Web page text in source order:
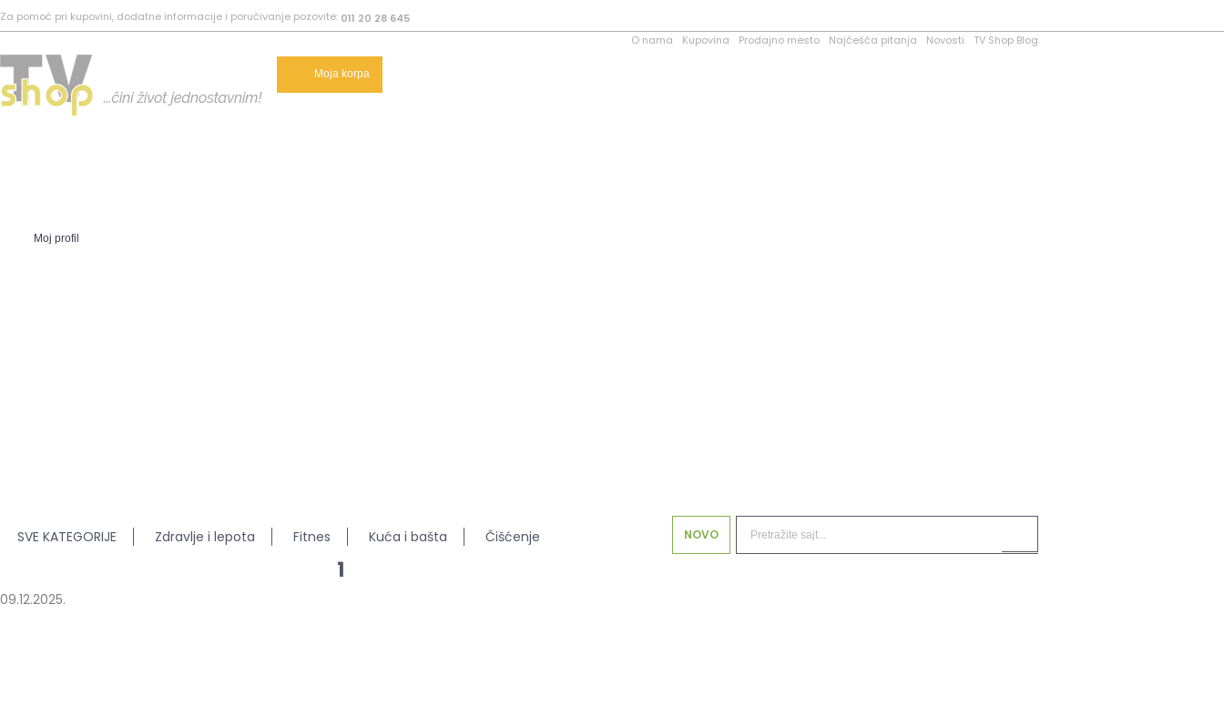
Za pomoć pri kupovini, dodatne informacije i poručivanje pozovite: 011 20 28 645
O nama
Kupovina Prodajno mesto Najčešća pitanja Novosti TV Shop Blog
Moj profil
SVE KATEGORIJE Zdravlje i lepota Fitnes Kuća i bašta Čišćenje NOVO
1
09.12.2025.